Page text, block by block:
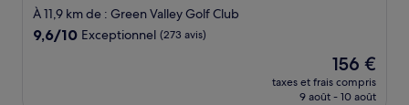
2.0 étoiles
À 11,9 km de : Green Valley Golf Club
9.6
9,6/10 Exceptionnel (273 avis)
Le
nouveau
prix
156 €
taxes et frais compris
9 août - 10 août